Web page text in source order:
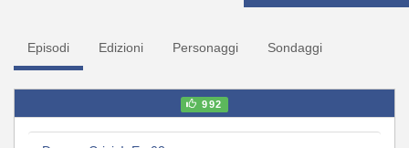
Episodi Edizioni Personaggi Sondaggi
992